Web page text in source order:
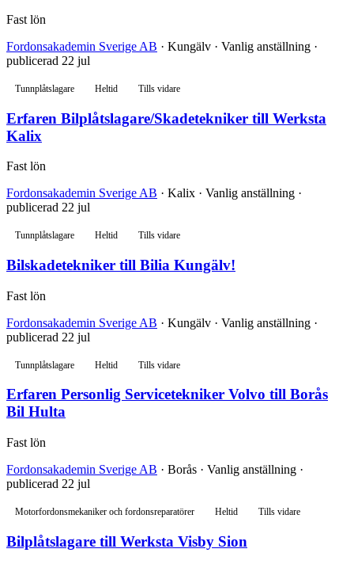
Fast lön
Fordonsakademin Sverige AB · Kungälv · Vanlig anställning ·
publicerad 22 jul
Tunnplåtslagare Heltid Tills vidare
Erfaren Bilplåtslagare/Skadetekniker till Werksta
Kalix
Fast lön
Fordonsakademin Sverige AB · Kalix · Vanlig anställning ·
publicerad 22 jul
Tunnplåtslagare Heltid Tills vidare
Bilskadetekniker till Bilia Kungälv!
Fast lön
Fordonsakademin Sverige AB · Kungälv · Vanlig anställning ·
publicerad 22 jul
Tunnplåtslagare Heltid Tills vidare
Erfaren Personlig Servicetekniker Volvo till Borås
Bil Hulta
Fast lön
Fordonsakademin Sverige AB · Borås · Vanlig anställning ·
publicerad 22 jul
Motorfordonsmekaniker och fordonsreparatörer Heltid Tills vidare
Bilplåtslagare till Werksta Visby Sion